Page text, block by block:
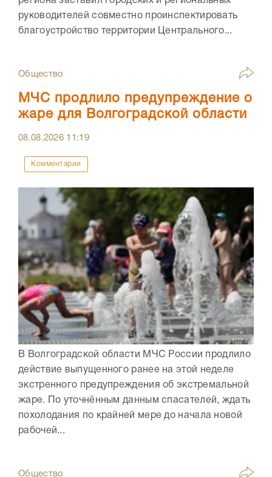
руководителей совместно проинспектировать
благоустройство территории Центрального...
Общество
МЧС продлило предупреждение о
жаре для Волгоградской области
08.08.2026 11:19
Комментарии
В Волгоградской области МЧС России продлило
действие выпущенного ранее на этой неделе
экстренного предупреждения об экстремальной
жаре. По уточнённым данным спасателей, ждать
похолодания по крайней мере до начала новой
рабочей...
Общество